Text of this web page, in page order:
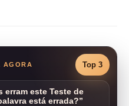
AGORA Top 3
erram este Teste de
está errada?”